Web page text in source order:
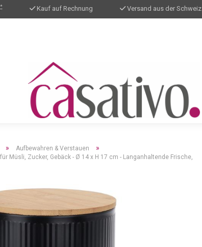
* Kauf auf Rechnung Versand aus der Schweiz
» Aufbewahren & Verstauen »
Müsli, Zucker, Gebäck - Ø 14 x H 17 cm - Langanhaltende Frische,